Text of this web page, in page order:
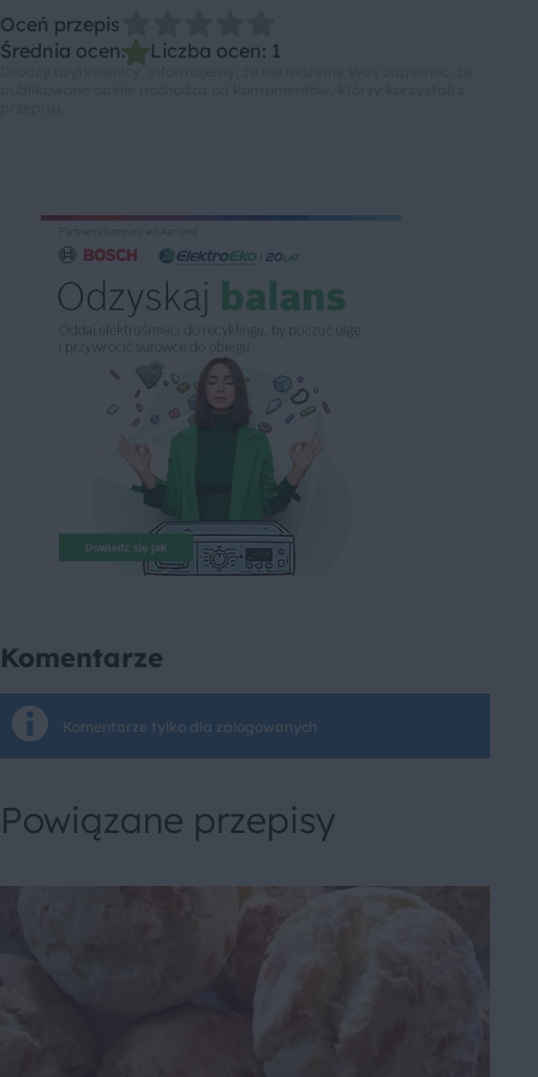
Oceń przepis
Średnia ocen: 1, Liczba ocen: 1
Komentarze
Komentarze tylko dla zalogowanych
Powiązane przepisy